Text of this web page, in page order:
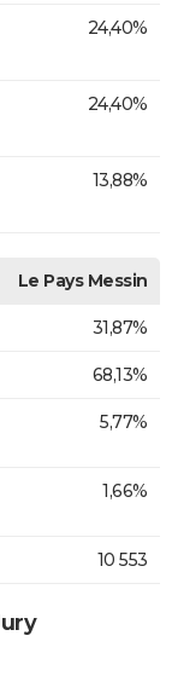
24,40%
24,40%
13,88%
Le Pays Messin
31,87%
68,13%
5,77%
1,66%
10 553